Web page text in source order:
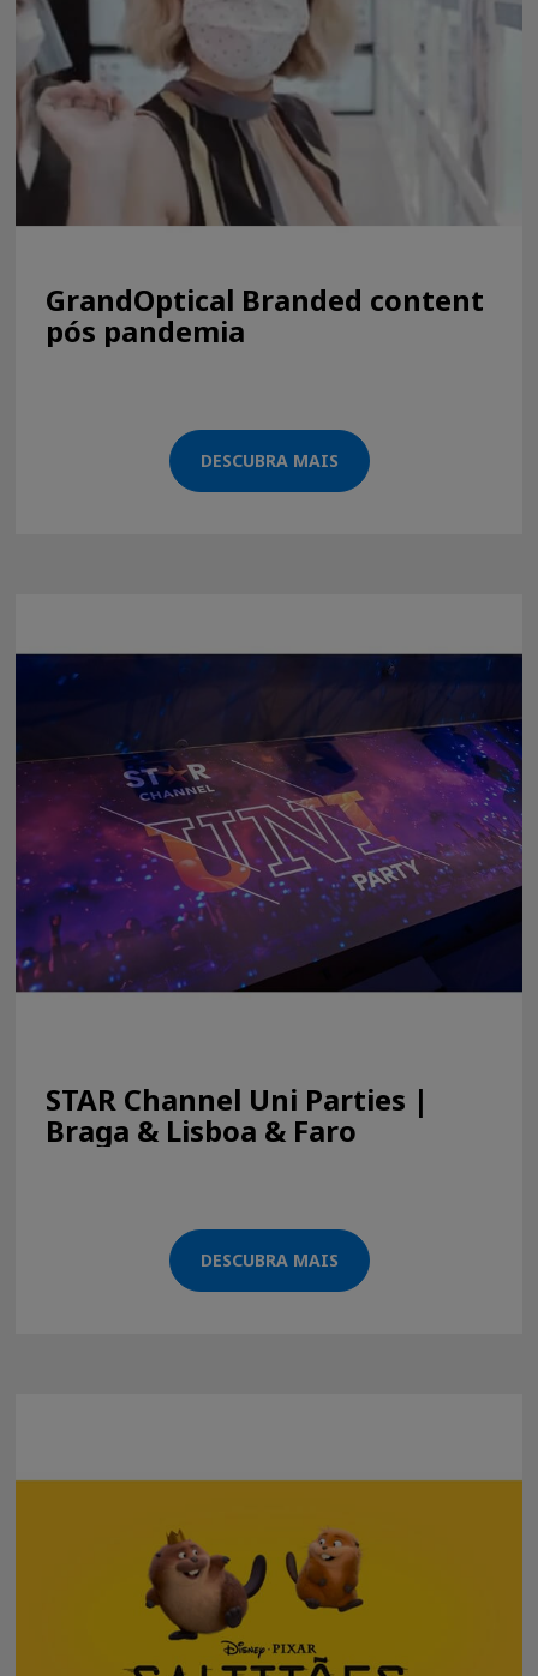
GrandOptical Branded content
pós pandemia
DESCUBRA MAIS
STAR Channel Uni Parties |
Braga & Lisboa & Faro
DESCUBRA MAIS